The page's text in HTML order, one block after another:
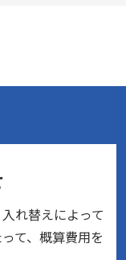
れ替えによって
て、概算費用を